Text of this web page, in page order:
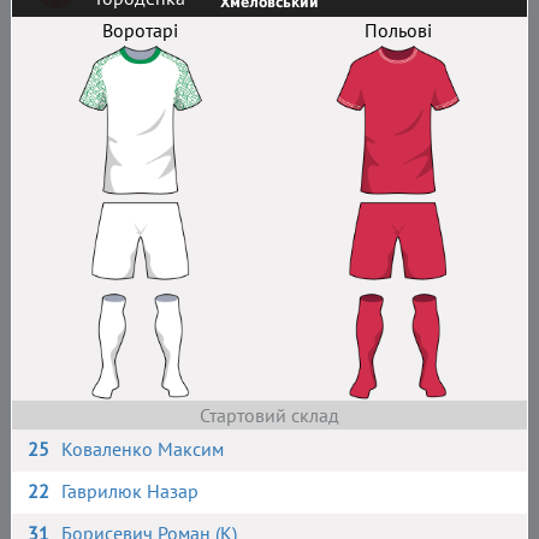
Воротарі
Польові
Стартовий склад
25 Коваленко Максим
22 Гаврилюк Назар
31 Борисевич Роман (К)